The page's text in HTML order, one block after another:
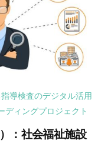
導検査のデジタル活用
ディングプロジェクト
：社会福祉施設